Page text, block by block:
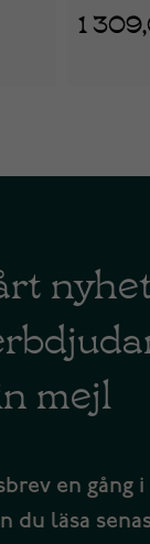
1
mejl
en gång i
du läsa